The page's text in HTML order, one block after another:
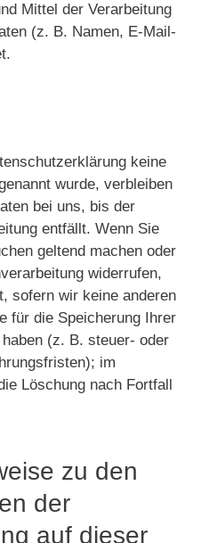
Mittel der Verarbeitung
(z. B. Namen, E-Mail-
keine
wurde, verbleiben
bei uns, bis der
entfällt. Wenn Sie
geltend machen oder
widerrufen,
sofern wir keine anderen
für die Speicherung Ihrer
(z. B. steuer- oder
im
Löschung nach Fortfall
zu den
der
auf dieser